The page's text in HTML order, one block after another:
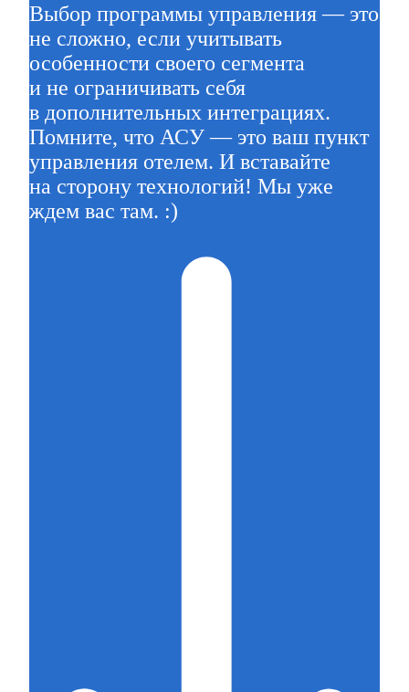
Выбор программы управления — это
не сложно, если учитывать
особенности своего сегмента
и не ограничивать себя
в дополнительных интеграциях.
Помните, что АСУ — это ваш пункт
управления отелем. И вставайте
на сторону технологий! Мы уже
ждем вас там. :)